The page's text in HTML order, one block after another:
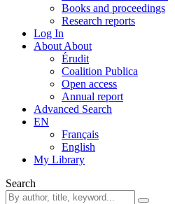
Books and proceedings
Research reports
Log In
About About
Érudit
Coalition Publica
Open access
Annual report
Advanced Search
EN
Français
English
My Library
Search